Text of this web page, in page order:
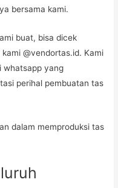
bersama kami.
buat, bisa dicek
@vendortas.id. Kami
whatsapp yang
perihal pembuatan tas
dalam memproduksi tas